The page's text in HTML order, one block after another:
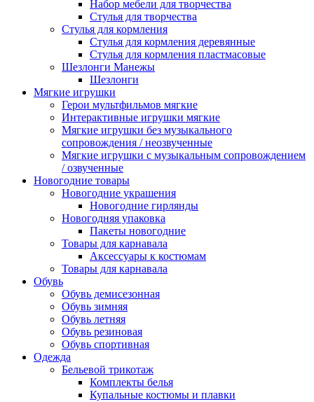
Набор мебели для творчества
Стулья для творчества
Стулья для кормления
Стулья для кормления деревянные
Стулья для кормления пластмасовые
Шезлонги Манежы
Шезлонги
Мягкие игрушки
Герои мультфильмов мягкие
Интерактивные игрушки мягкие
Мягкие игрушки без музыкального
сопровождения / неозвученные
Мягкие игрушки с музыкальным сопровождением
/ озвученные
Новогодние товары
Новогодние украшения
Новогодние гирлянды
Новогодняя упаковка
Пакеты новогодние
Товары для карнавала
Аксессуары к костюмам
Товары для карнавала
Обувь
Обувь демисезонная
Обувь зимняя
Обувь летняя
Обувь резиновая
Обувь спортивная
Одежда
Бельевой трикотаж
Комплекты белья
Купальные костюмы и плавки